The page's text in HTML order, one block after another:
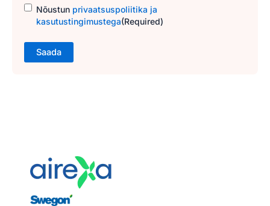
Consent(Required)
Nõustun privaatsuspoliitika ja
kasutustingimustega(Required)